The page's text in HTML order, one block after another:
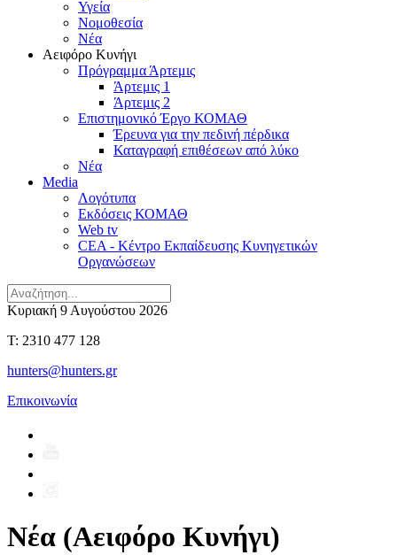
Υγεία
Νομοθεσία
Νέα
Αειφόρο Κυνήγι
Πρόγραμμα Άρτεμις
Άρτεμις 1
Άρτεμις 2
Επιστημονικό Έργο ΚΟΜΑΘ
Έρευνα για την πεδινή πέρδικα
Καταγραφή επιθέσεων από λύκο
Νέα
Media
Λογότυπα
Εκδόσεις ΚΟΜΑΘ
Web tv
CEA - Κέντρο Εκπαίδευσης Κυνηγετικών
Οργανώσεων
Κυριακή 9 Αυγούστου 2026
T: 2310 477 128
hunters@hunters.gr
Επικοινωνία
Νέα (Αειφόρο Κυνήγι)